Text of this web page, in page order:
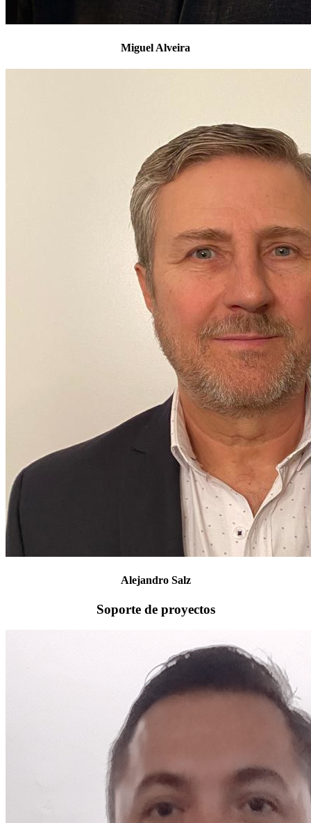
Miguel Alveira
Alejandro Salz
Soporte de proyectos